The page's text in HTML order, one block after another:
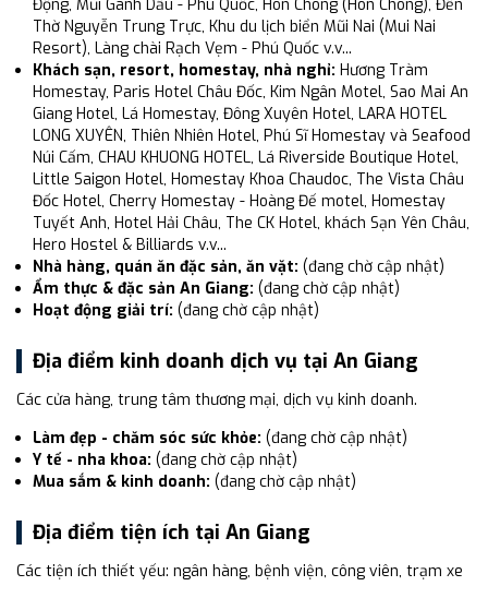
Động, Mũi Gành Dầu - Phú Quốc, Hòn Chông (Hon Chong), Đền
Thờ Nguyễn Trung Trực, Khu du lịch biển Mũi Nai (Mui Nai
Resort), Làng chài Rạch Vẹm - Phú Quốc v.v...
Khách sạn, resort, homestay, nhà nghỉ: Hương Tràm
Homestay, Paris Hotel Châu Đốc, Kim Ngân Motel, Sao Mai An
Giang Hotel, Lá Homestay, Đông Xuyên Hotel, LARA HOTEL
LONG XUYÊN, Thiên Nhiên Hotel, Phú Sĩ Homestay và Seafood
Núi Cấm, CHAU KHUONG HOTEL, Lá Riverside Boutique Hotel,
Little Saigon Hotel, Homestay Khoa Chaudoc, The Vista Châu
Đốc Hotel, Cherry Homestay - Hoàng Đế motel, Homestay
Tuyết Anh, Hotel Hải Châu, The CK Hotel, khách Sạn Yên Châu,
Hero Hostel & Billiards v.v...
Nhà hàng, quán ăn đặc sản, ăn vặt: (đang chờ cập nhật)
Ẩm thực & đặc sản An Giang: (đang chờ cập nhật)
Hoạt động giải trí: (đang chờ cập nhật)
Địa điểm kinh doanh dịch vụ tại An Giang
Các cửa hàng, trung tâm thương mại, dịch vụ kinh doanh.
Làm đẹp - chăm sóc sức khỏe: (đang chờ cập nhật)
Y tế - nha khoa: (đang chờ cập nhật)
Mua sắm & kinh doanh: (đang chờ cập nhật)
Địa điểm tiện ích tại An Giang
Các tiện ích thiết yếu: ngân hàng, bệnh viện, công viên, trạm xe